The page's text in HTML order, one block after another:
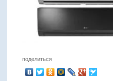
поделиться